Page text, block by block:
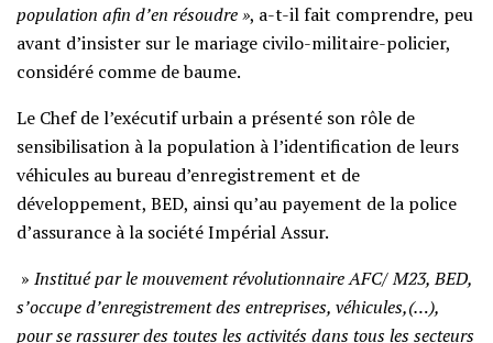
population afin d’en résoudre », a-t-il fait comprendre, peu
avant d’insister sur le mariage civilo-militaire-policier,
considéré comme de baume.
Le Chef de l’exécutif urbain a présenté son rôle de
sensibilisation à la population à l’identification de leurs
véhicules au bureau d’enregistrement et de
développement, BED, ainsi qu’au payement de la police
d’assurance à la société Impérial Assur.
» Institué par le mouvement révolutionnaire AFC/ M23, BED,
s’occupe d’enregistrement des entreprises, véhicules,(…),
pour se rassurer des toutes les activités dans tous les secteurs